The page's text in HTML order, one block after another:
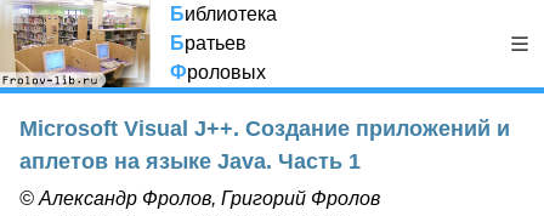
Библиотека
Братьев
Фроловых
Microsoft Visual J++. Создание приложений и
аплетов на языке Java. Часть 1
© Александр Фролов, Григорий Фролов